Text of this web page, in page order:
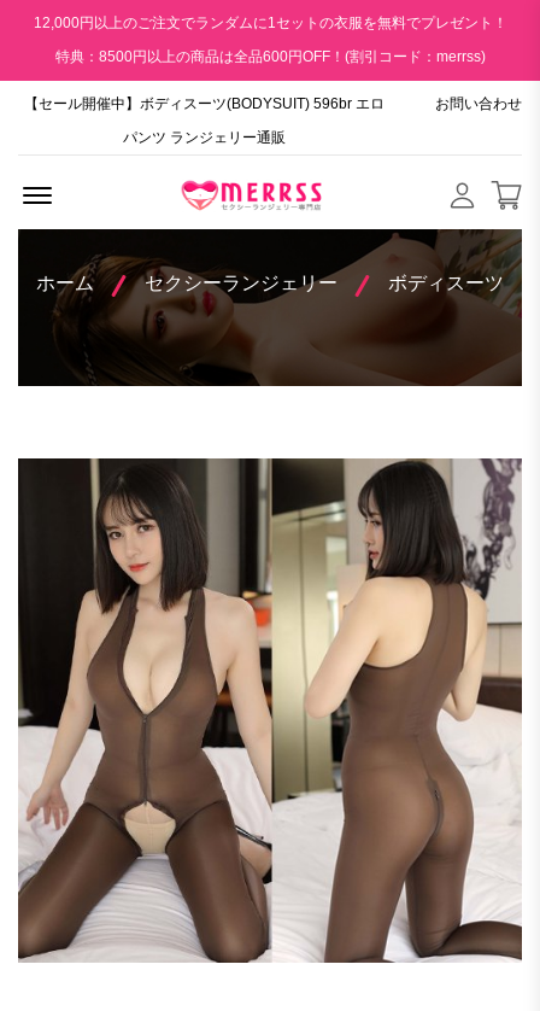
12,000円以上のご注文でランダムに1セットの衣服を無料でプレゼント！
特典：8500円以上の商品は全品600円OFF！(割引コード：merrss)
【セール開催中】ボディスーツ(BODYSUIT) 596br エロ
パンツ ランジェリー通販
お問い合わせ
ホーム セクシーランジェリー ボディスーツ